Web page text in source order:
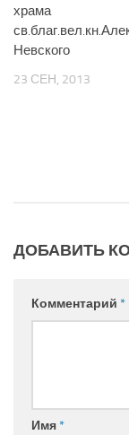
храма
Невского
23 СЕН, 2013
ДОБАВИТЬ
Комментарий *
Имя*